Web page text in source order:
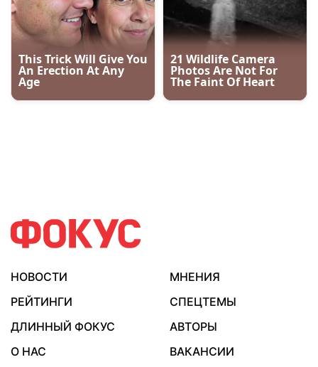
НОВОСТИ
МНЕНИЯ
РЕЙТИНГИ
СПЕЦТЕМЫ
ДЛИННЫЙ ФОКУС
АВТОРЫ
О НАС
ВАКАНСИИ